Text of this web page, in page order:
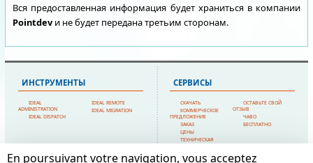
Вся предоставленная информация будет храниться в компании
Pointdevи не будет передана третьим сторонам.
ИНСТРУМЕНТЫ
IDEAL
ADMINISTRATION
IDEAL DISPATCH
IDEAL REMOTE
IDEAL MIGRATION
СЕРВИСЫ
СКАЧАТЬ
КОММЕРЧЕСКОЕ
ПРЕДЛОЖЕНИЕ
ЗАКАЗ
ЦЕНЫ
ТЕХНИЧЕСКАЯ
ОСТАВЬТЕ СВОЙ
ОТЗЫВ
ЧАВО
БЕСПЛАТНО
En poursuivant votre navigation, vous acceptez